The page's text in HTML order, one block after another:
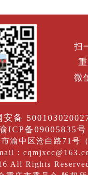
扫
微
安备
ICP备09005835号
渝中区沧白路71号
：
All Rights